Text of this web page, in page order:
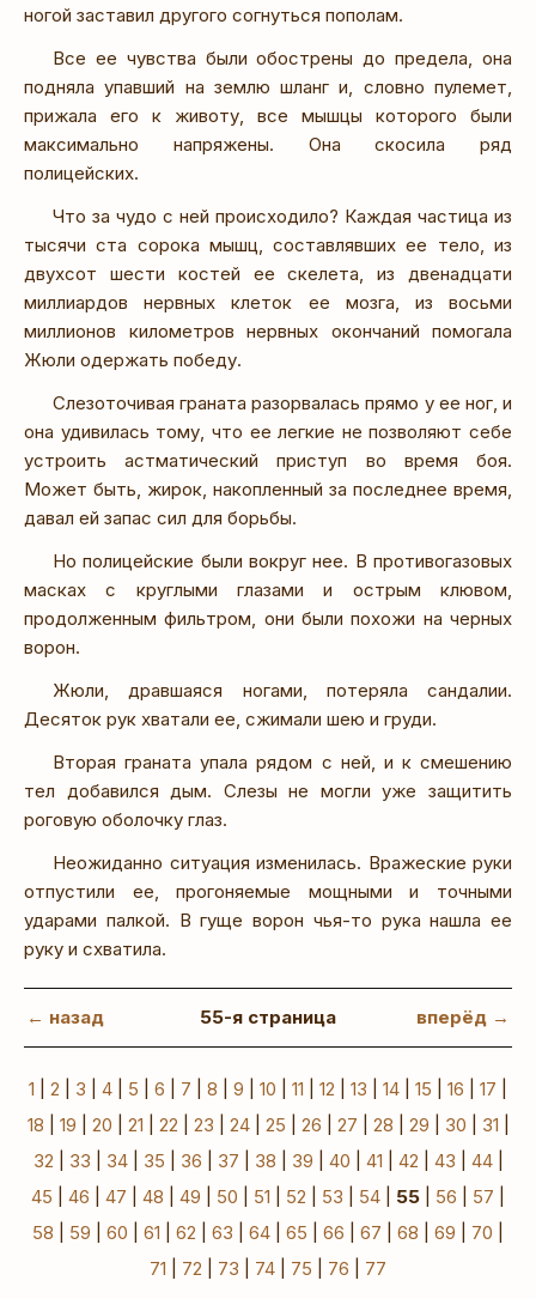
ногой заставил другого согнуться пополам.
Все ее чувства были обострены до предела, она
подняла упавший на землю шланг и, словно пулемет,
прижала его к животу, все мышцы которого были
максимально напряжены. Она скосила ряд
полицейских.
Что за чудо с ней происходило? Каждая частица из
тысячи ста сорока мышц, составлявших ее тело, из
двухсот шести костей ее скелета, из двенадцати
миллиардов нервных клеток ее мозга, из восьми
миллионов километров нервных окончаний помогала
Жюли одержать победу.
Слезоточивая граната разорвалась прямо у ее ног, и
она удивилась тому, что ее легкие не позволяют себе
устроить астматический приступ во время боя.
Может быть, жирок, накопленный за последнее время,
давал ей запас сил для борьбы.
Но полицейские были вокруг нее. В противогазовых
масках с круглыми глазами и острым клювом,
продолженным фильтром, они были похожи на черных
ворон.
Жюли, дравшаяся ногами, потеряла сандалии.
Десяток рук хватали ее, сжимали шею и груди.
Вторая граната упала рядом с ней, и к смешению
тел добавился дым. Слезы не могли уже защитить
роговую оболочку глаз.
Неожиданно ситуация изменилась. Вражеские руки
отпустили ее, прогоняемые мощными и точными
ударами палкой. В гуще ворон чья-то рука нашла ее
руку и схватила.
← назад 55-я страница вперёд →
1 2 3 4 5 6 7 8 9 10 11 12 13 14 15 16 17
18
19 20 21 22 23 24| 25 26 27 28 29 30 31
32
33 34| 35 36 37 38 39 40 41 42 43 44|
45
46 47 48 49 50 51 52 53 54 55 56 57
58
59 60 61 62 63 64 65 66 67 68 69 70
71
72 73 74 75 76 77